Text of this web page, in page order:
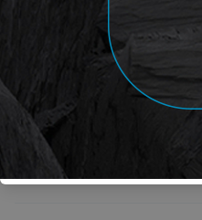
DELPHI HDF518
Kategori